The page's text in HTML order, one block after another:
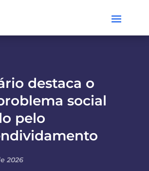
destaca o
social
pelo
2026